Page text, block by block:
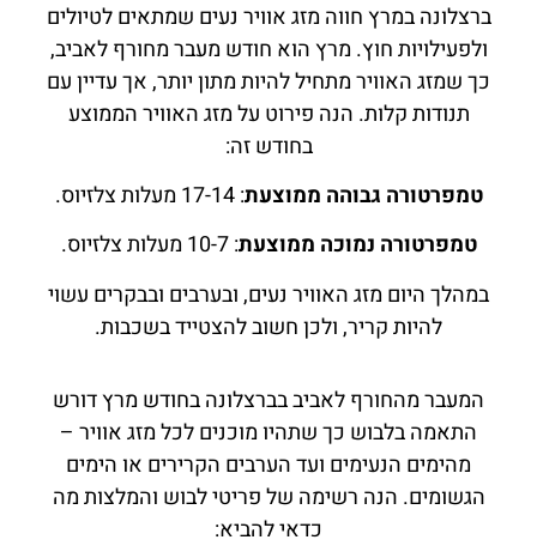
ברצלונה במרץ חווה מזג אוויר נעים שמתאים לטיולים
ולפעילויות חוץ. מרץ הוא חודש מעבר מחורף לאביב,
כך שמזג האוויר מתחיל להיות מתון יותר, אך עדיין עם
תנודות קלות. הנה פירוט על מזג האוויר הממוצע
בחודש זה:
טמפרטורה גבוהה ממוצעת: 17-14 מעלות צלזיוס.
טמפרטורה נמוכה ממוצעת: 10-7 מעלות צלזיוס.
במהלך היום מזג האוויר נעים, ובערבים ובבקרים עשוי
להיות קריר, ולכן חשוב להצטייד בשכבות.
המעבר מהחורף לאביב בברצלונה בחודש מרץ דורש
התאמה בלבוש כך שתהיו מוכנים לכל מזג אוויר –
מהימים הנעימים ועד הערבים הקרירים או הימים
הגשומים. הנה רשימה של פריטי לבוש והמלצות מה
כדאי להביא: